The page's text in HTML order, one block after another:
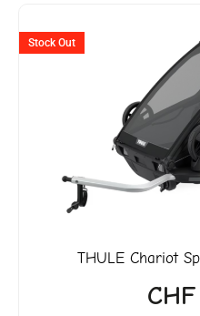
Stock Out
THULEChariot
CHF